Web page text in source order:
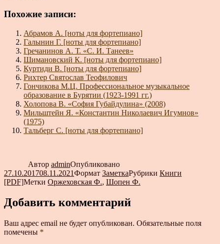
Похожие записи:
Абрамов А. [ноты для фортепиано]
Галынин Г. [ноты для фортепиано]
Гречанинов А. Т. «С. И. Танеев»
Шимановский К. [ноты для фортепиано]
Куртиди В. [ноты для фортепиано]
Рихтер Святослав Теофилович
Гончикова М.Ц. Профессиональное музыкальное
образование в Бурятии (1923-1991 гг.)
Холопова В. «София Губайдулина» (2008)
Мильштейн Я. «Константин Николаевич Игумнов»
(1975)
Тальберг С. [ноты для фортепиано]
Автор adminОпубликовано
27.10.201708.11.2021Формат ЗаметкаРубрики Книги
[PDF]Метки Оржеховская Ф., Шопен Ф.
Добавить комментарий
Ваш адрес email не будет опубликован. Обязательные поля
помечены *